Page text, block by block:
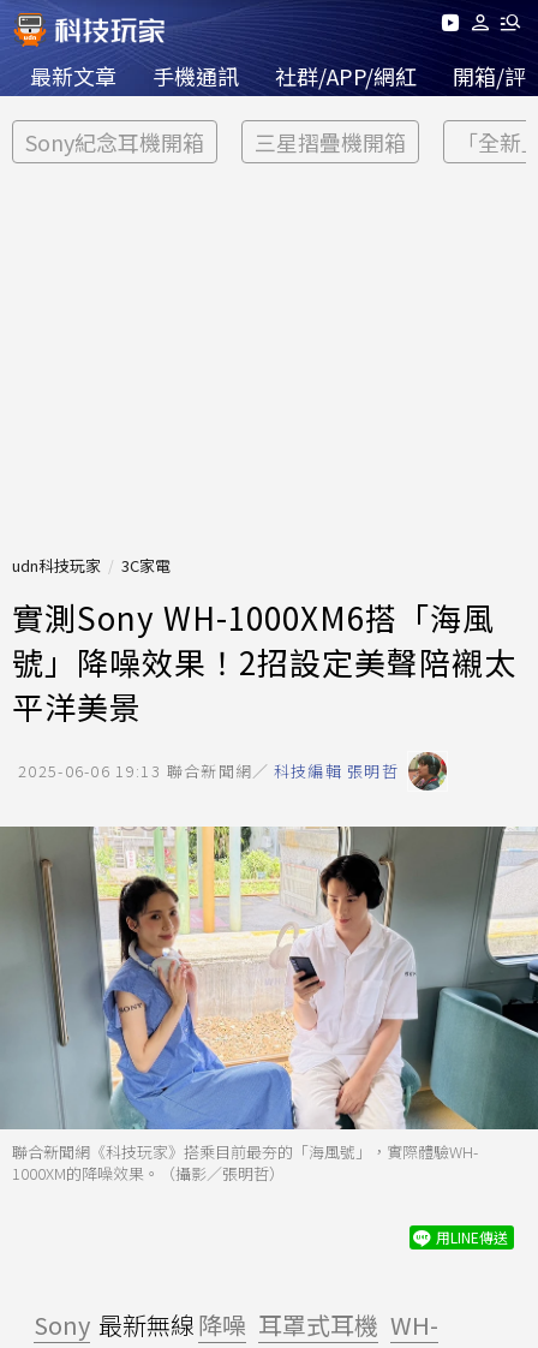
最新文章 手機通訊 社群/APP/網紅 開箱/評
Sony紀念耳機開箱 三星摺疊機開箱 「全新
udn科技玩家 3C家電
實測Sony WH-1000XM6搭「海風
號」降噪效果！2招設定美聲陪襯太
平洋美景
2025-06-06 19:13 聯合新聞網／ 科技編輯 張明哲
聯合新聞網《科技玩家》搭乘目前最夯的「海風號」，實際體驗WH-
1000XM的降噪效果。（攝影／張明哲）
用LINE傳送
Sony 最新無線降噪 耳罩式耳機 WH-